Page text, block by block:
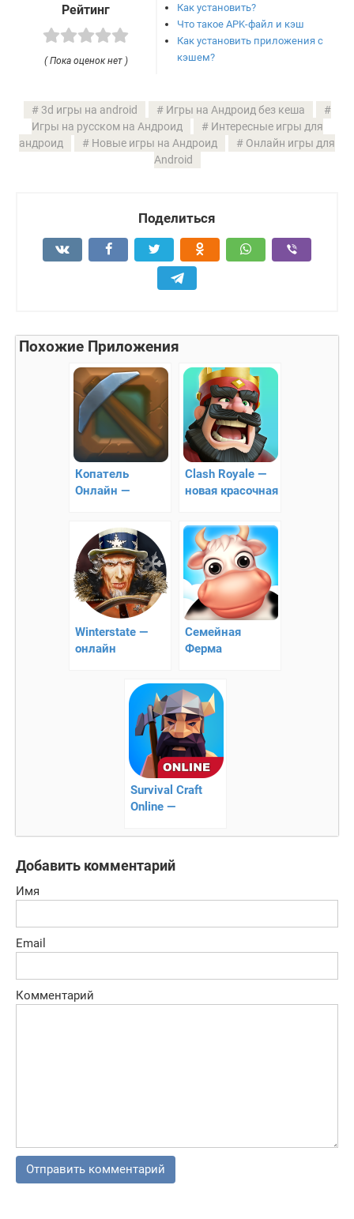
Рейтинг
( Пока оценок нет )
Как установить?
Что такое APK-файл и кэш
Как установить приложения с
кэшем?
3d игры на android
Игры на Андроид без кеша
Игры на русском на Андроид
Интересные игры для
андроид
Новые игры на Андроид
Онлайн игры для
Android
Поделиться
Похожие Приложения
Копатель
Онлайн —
приключений
Clash Royale —
новая красочная
Winterstate —
онлайн
Семейная
Ферма
Survival Craft
Online —
онлайн
Добавить комментарий
Имя
Email
Комментарий